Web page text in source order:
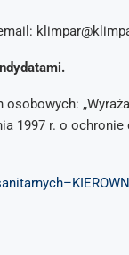
1997 r. o